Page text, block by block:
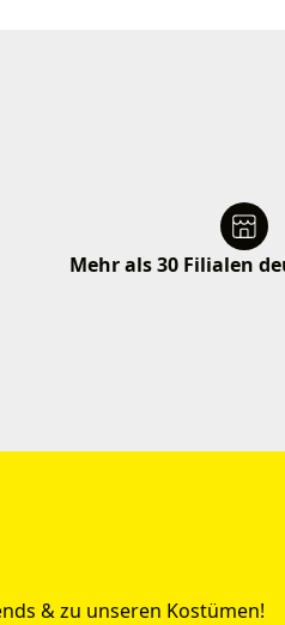
Mehr als 30 Filialen
& zu unseren Kostümen!